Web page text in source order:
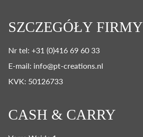
SZCZEGÓŁY FIRMY
Nr tel: +31 (0)416 69 60 33
E-mail: info@pt-creations.nl
KVK: 50126733
CASH & CARRY